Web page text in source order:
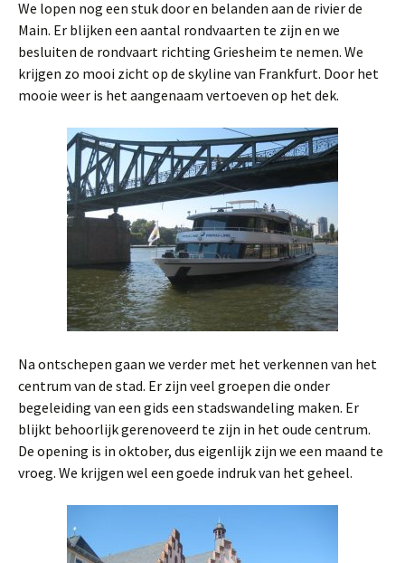
We lopen nog een stuk door en belanden aan de rivier de
Main. Er blijken een aantal rondvaarten te zijn en we
besluiten de rondvaart richting Griesheim te nemen. We
krijgen zo mooi zicht op de skyline van Frankfurt. Door het
mooie weer is het aangenaam vertoeven op het dek.
Na ontschepen gaan we verder met het verkennen van het
centrum van de stad. Er zijn veel groepen die onder
begeleiding van een gids een stadswandeling maken. Er
blijkt behoorlijk gerenoveerd te zijn in het oude centrum.
De opening is in oktober, dus eigenlijk zijn we een maand te
vroeg. We krijgen wel een goede indruk van het geheel.